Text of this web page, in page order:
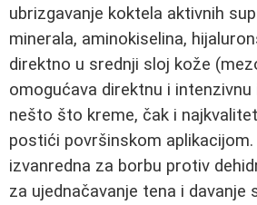
ubrizgavanje koktela aktivnih
minerala, aminokiselina,
direktno u srednji sloj kože
omogućava direktnu i intenzivnu
nešto što kreme, čak i
postići površinskom
izvanredna za borbu protiv
za ujednačavanje tena i davanje